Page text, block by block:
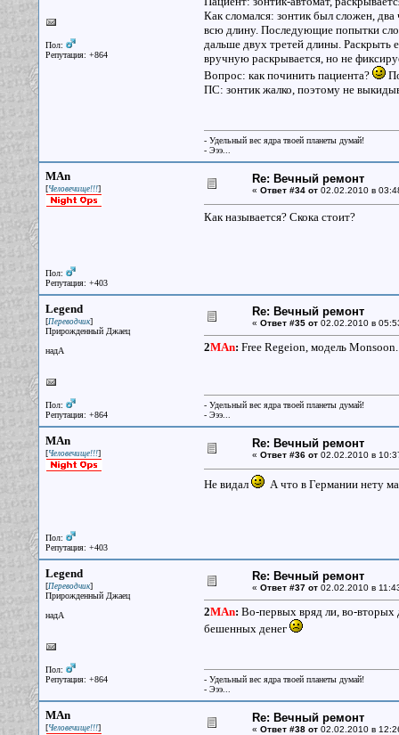
Пол:
Репутация: +864
Как сломался: зонтик был сложен,
всю длину. Последующие попытки
дальше двух третей длины. Раскрыть
вручную раскрывается, но не
Вопрос: как починить пациента?
ПС: зонтик жалко, поэтому не
- Удельный вес ядра твоей планеты думай!
- Эээ...
MAn
[Человечище!!!]
Пол:
Репутация: +403
Re: Вечный ремонт
« Ответ #34 от02.02.2010 в
Как называется? Скока стоит?
Legend
[Переводчик]
Прирожденный Джаец
надА
Пол:
Репутация: +864
Re: Вечный ремонт
« Ответ #35 от02.02.2010 в
2MAn: Free Regeion, модель
- Удельный вес ядра твоей планеты думай!
- Эээ...
MAn
[Человечище!!!]
Пол:
Репутация: +403
Re: Вечный ремонт
« Ответ #36 от02.02.2010 в
Не видал А что в Германии нету
Legend
[Переводчик]
Прирожденный Джаец
надА
Пол:
Репутация: +864
Re: Вечный ремонт
« Ответ #37 от02.02.2010 в
2MAn: Во-первых вряд ли, во-вторых
бешенных денег
- Удельный вес ядра твоей планеты думай!
- Эээ...
MAn
[Человечище!!!]
Re: Вечный ремонт
« Ответ #38 от02.02.2010 в